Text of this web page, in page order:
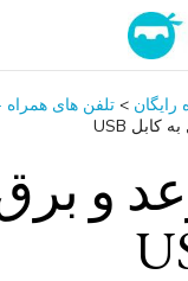
رایگان > تلفن ‌های همراه
و